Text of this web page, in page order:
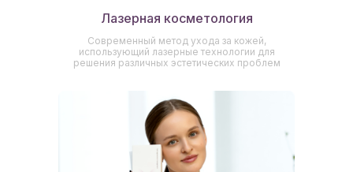
Современный метод ухода за кожей,
использующий лазерные технологии для
решения различных эстетических проблем
Лазерная косметология